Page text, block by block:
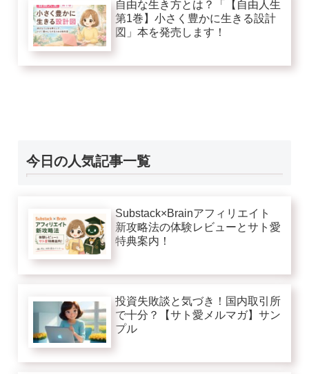
自由な生き方とは？「【自由人生
第1巻】小さく豊かに生きる設計
図」本を発売します！
今日の人気記事一覧
Substack×Brainアフィリエイト
新攻略法の体験レビューとサト愛
特典案内！
投資失敗談と気づき！国内取引所
で十分？【サト愛メルマガ】サン
プル